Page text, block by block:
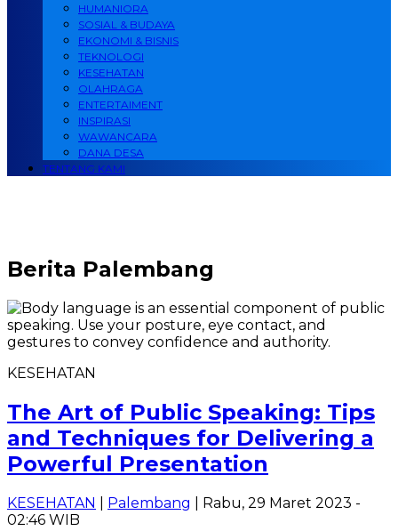
HUMANIORA
SOSIAL & BUDAYA
EKONOMI & BISNIS
TEKNOLOGI
KESEHATAN
OLAHRAGA
ENTERTAIMENT
INSPIRASI
WAWANCARA
DANA DESA
TENTANG KAMI
Berita Palembang
KESEHATAN
The Art of Public Speaking: Tips
and Techniques for Delivering a
Powerful Presentation
KESEHATAN Palembang
| Rabu, 29 Maret 2023 -
02:46 WIB